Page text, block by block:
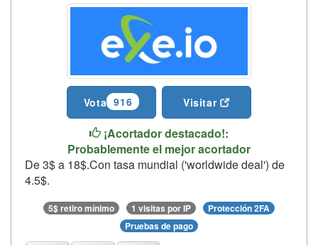
Vota 916 Visitar
¡Acortador destacado!:
Probablemente el mejor acortador
De 3$ a 18$.Con tasa mundial ('worldwide deal') de
4.5$.
5$ retiro mínimo 1 visitas por IP
Protección 2FA
Pruebas de pago